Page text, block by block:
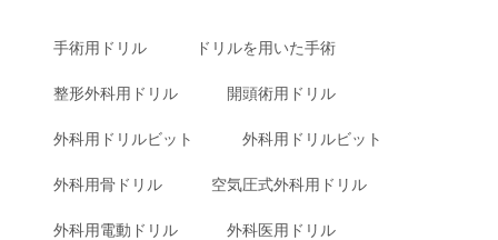
手術用ドリル ドリルを用いた手術
整形外科用ドリル 開頭術用ドリル
外科用ドリルビット 外科用ドリルビット
外科用骨ドリル 空気圧式外科用ドリル
外科用電動ドリル 外科医用ドリル